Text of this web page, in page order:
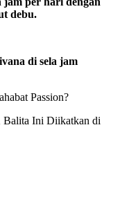
debu.
di sela jam
Passion?
Balita Ini Diikatkan di